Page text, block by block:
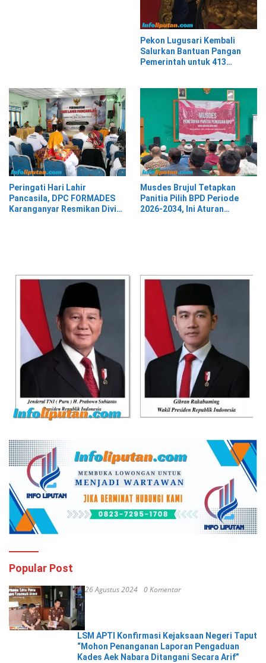
Pekon Lugusari Kembali
Salurkan Bantuan Pangan
Pemerintah untuk 413
Peringati Hari Lahir
Pancasila, DPC FORMADES
Karanganyar Resmikan Divisi
Musdes Brujul Tetapkan
Panitia Pilih BPD Periode
2026-2034, Ini Aturan
Popular Post
26 Agustus 2024 0 Komentar
LSM APTI Konfirmasi Kejaksaan Negeri Taput
“Mohon Penanganan Laporan Pengaduan
Kades Aek Nabara Ditangani Secara Arif”